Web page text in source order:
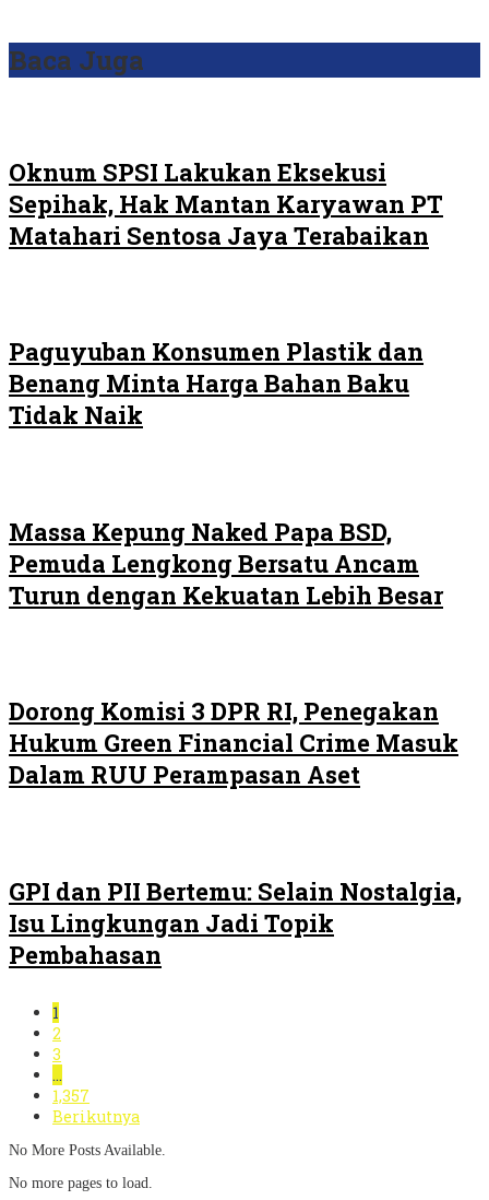
Baca Juga
Oknum SPSI Lakukan Eksekusi
Sepihak, Hak Mantan Karyawan PT
Matahari Sentosa Jaya Terabaikan
Paguyuban Konsumen Plastik dan
Benang Minta Harga Bahan Baku
Tidak Naik
Massa Kepung Naked Papa BSD,
Pemuda Lengkong Bersatu Ancam
Turun dengan Kekuatan Lebih Besar
Dorong Komisi 3 DPR RI, Penegakan
Hukum Green Financial Crime Masuk
Dalam RUU Perampasan Aset
GPI dan PII Bertemu: Selain Nostalgia,
Isu Lingkungan Jadi Topik
Pembahasan
1
2
3
…
1,357
Berikutnya
No More Posts Available.
No more pages to load.